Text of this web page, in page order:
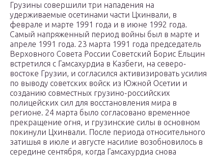
Грузины совершили три нападения на
удерживаемые осетинами части Цхинвали, в
феврале и марте 1991 года и в июне 1992 года.
Самый напряженный период войны был в марте и
апреле 1991 года. 23 марта 1991 года председатель
Верховного Совета России Советский Борис Ельцин
встретился с Гамсахурдиа в Казбеги, на северо-
востоке Грузии, и согласился активизировать усилия
по выводу советских войск из Южной Осетии и
созданию совместных грузино-российских
полицейских сил для восстановления мира в
регионе. 24 марта было согласовано временное
прекращение огня, и грузинские силы в основном
покинули Цхинвали. После периода относительного
затишья в июле и августе насилие возобновилось в
середине сентября, когда Гамсахурдиа снова